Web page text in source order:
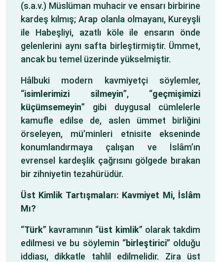
(s.a.v.) Müslüman muhacir ve ensarı birbirine
kardeş kılmış; Arap olanla olmayanı, Kureyşli
ile Habeşliyi, azatlı köle ile ensarın önde
gelenlerini aynı safta birleştirmiştir. Ümmet,
ancak bu temel üzerinde yükselmiştir.
Hâlbuki modern kavmiyetçi söylemler,
“isimlerimizi silmeyin”, “geçmişimizi
küçümsemeyin” gibi duygusal cümlelerle
kamufle edilse de, aslen ümmet birliğini
örseleyen, mü’minleri etnisite ekseninde
konumlandırmaya çalışan ve İslâm’ın
evrensel kardeşlik çağrısını gölgede bırakan
bir zihniyetin tezahürüdür.
Üst Kimlik Tartışmaları: Kavmiyet Mi, İslâm
Mı?
“Türk” kavramının “üst kimlik” olarak takdim
edilmesi ve bu söylemin “birleştirici” olduğu
iddiası, dikkatle tahlil edilmelidir. Zira üst